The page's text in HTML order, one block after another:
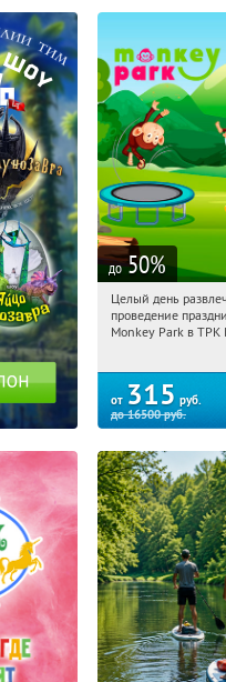
до 50%
18:07:39
Братиславская
Целый день
проведение
Monkey Park в ТРК
от 315 руб.
до16500руб.